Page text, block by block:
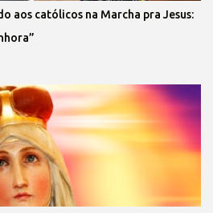
aos católicos na Marcha pra Jesus: